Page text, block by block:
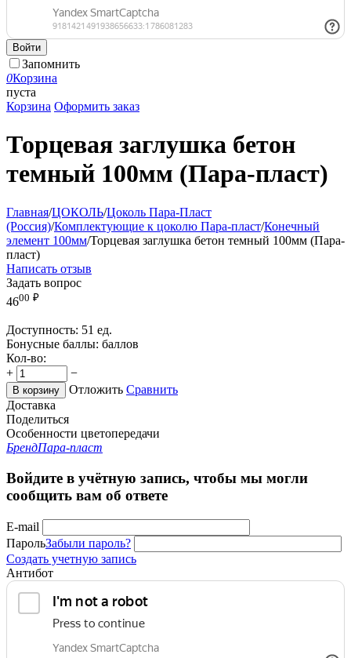
Войти
Запомнить
0Корзина
пуста
Корзина Оформить заказ
Торцевая заглушка бетон
темный 100мм (Пара-пласт)
Главная/ЦОКОЛЬ/Цоколь Пара-Пласт
(Россия)/Комплектующие к цоколю Пара-пласт/Конечный
элемент 100мм/Торцевая заглушка бетон темный 100мм (Пара-
пласт)
Написать отзыв
Задать вопрос
4600 ₽
Доступность: 51 ед.
Бонусные баллы: баллов
Кол-во:
+
−
В корзину Отложить Сравнить
Доставка
Поделиться
Особенности цветопередачи
БрендПара-пласт
Войдите в учётную запись, чтобы мы могли
сообщить вам об ответе
E-mail
ПарольЗабыли пароль?
Создать учетную запись
Антибот